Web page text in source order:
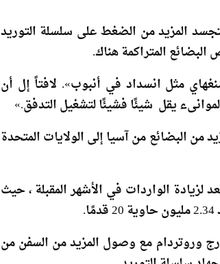
المزيد من الضغط على سلسلة التوريد
المتراكمة هناك.
مثل انسداد في أنبوب». لافتاً إل أن
يقل شيئًا فشيئًا لتشغيل التدفق.»
البضائع من آسيا إلى الولايات المتحدة
الواردات في الأشهر المقبلة ، حيث
وروتردام مع وصول المزيد من السفن من
سلسلة التوريد.